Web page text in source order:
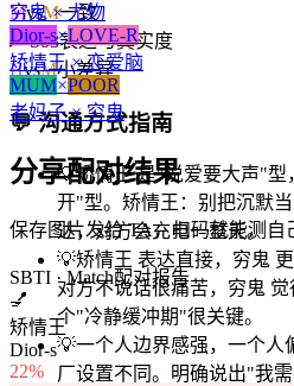
MvsM一致
So3表达与真实度
HvsM小差异
💬沟通方式指南
💡矫情王 是"说爱要大声"
开"型。矫情王：别把沉默
达，对方会充电一整天。
💡矫情王 表达直接，穷鬼
对方不说话很痛苦，穷鬼
个"冷静缓冲期"很关键。
💡一个人边界感强，一个
厂设置不同。明确说出"我
穷鬼 × 尤物
Dior-s×LOVE-R
矫情王 × 恋爱脑
MUM×POOR
老妈子 × 穷鬼
分享配对结果
保存图片发给 TA，扫码就能测自
SBTI · Match配对报告
💅
矫情王
Dior-s
22%